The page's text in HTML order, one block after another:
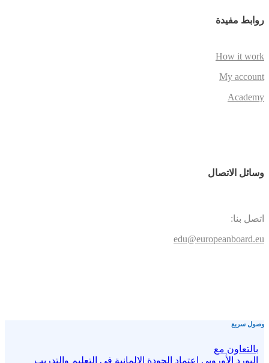
روابط مفيدة
How it work
My account
Academy
وسائل الاتصال
اتصل بنا:
edu@europeanboard.eu
وصول سريع
بالتعاون مع
البورد الأوروبي اعتماد الجودة الالمانية في التعليم والتدريب